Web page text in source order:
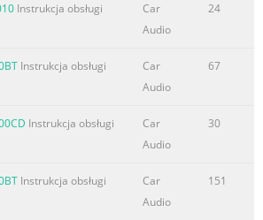
12 3 4 5 6 78 9 a b cde Part Part 1
2 (list) 9 c/d Part Operation
3 a (M.C.) trol)
f PHONE nectionmenu. 4
5 Discloadingslot c PTY
AUXinputjack /CAN- g
Instrukcja obsługi
Car
Audio
24
Instrukcja obsługi
Car
Audio
67
Instrukcja obsługi
Car
Audio
30
Instrukcja obsługi
Car
Audio
151